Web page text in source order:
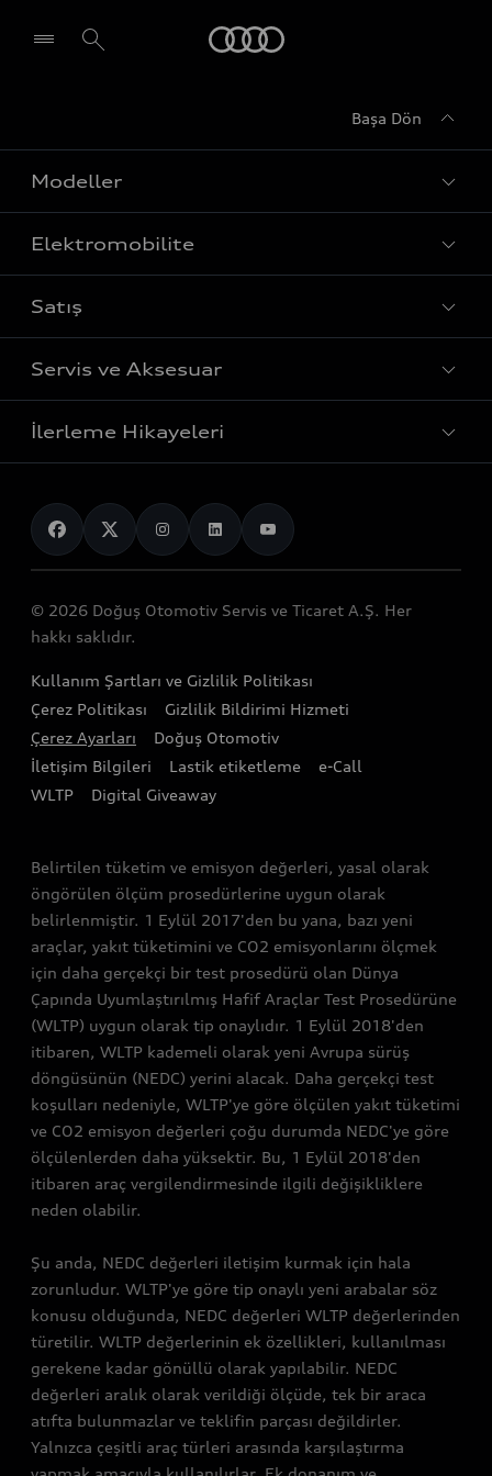
Başa Dön
Modeller
Tüm Modeller
Sedan
Avant
Elektrikli modeller
Elektromobilite
Şarj
Elektrikli araçlar
Servis ve aksesuarlar
Mobilitenin Geleceği
Satış
Fiyat Listesi
Görüntülü Görüşün
Stok Araç Arama
Satış Kampanyaları
Servis ve Aksesuar
Yetkili Servisler
Servis Randevusu Alın
Servis Hizmetleri
Audi Kasko
Audi Orijinal Aksesuar®
Servis Kampanyalar
Audi Shop
Bağımsız Servisler
İlerleme Hikayeleri
Genel bakış
Teknoloji
Gelecek
Sürdürülebilirlik
Lifestyle
Audi Sport
© 2026 Doğuş Otomotiv Servis ve Ticaret A.Ş. Her
hakkı saklıdır.
Kullanım Şartları ve Gizlilik Politikası
Çerez Politikası
Gizlilik Bildirimi Hizmeti
Çerez Ayarları
Doğuş Otomotiv
İletişim Bilgileri
Lastik etiketleme
e-Call
WLTP
Digital Giveaway
Belirtilen tüketim ve emisyon değerleri, yasal olarak
öngörülen ölçüm prosedürlerine uygun olarak
belirlenmiştir. 1 Eylül 2017'den bu yana, bazı yeni
araçlar, yakıt tüketimini ve CO2 emisyonlarını ölçmek
için daha gerçekçi bir test prosedürü olan Dünya
Çapında Uyumlaştırılmış Hafif Araçlar Test Prosedürüne
(WLTP) uygun olarak tip onaylıdır. 1 Eylül 2018'den
itibaren, WLTP kademeli olarak yeni Avrupa sürüş
döngüsünün (NEDC) yerini alacak. Daha gerçekçi test
koşulları nedeniyle, WLTP'ye göre ölçülen yakıt tüketimi
ve CO2 emisyon değerleri çoğu durumda NEDC'ye göre
ölçülenlerden daha yüksektir. Bu, 1 Eylül 2018'den
itibaren araç vergilendirmesinde ilgili değişikliklere
neden olabilir.
Şu anda, NEDC değerleri iletişim kurmak için hala
zorunludur. WLTP'ye göre tip onaylı yeni arabalar söz
konusu olduğunda, NEDC değerleri WLTP değerlerinden
türetilir. WLTP değerlerinin ek özellikleri, kullanılması
gerekene kadar gönüllü olarak yapılabilir. NEDC
değerleri aralık olarak verildiği ölçüde, tek bir araca
atıfta bulunmazlar ve teklifin parçası değildirler.
Yalnızca çeşitli araç türleri arasında karşılaştırma